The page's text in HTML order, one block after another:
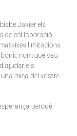
Javier els
de col·laboració
limitacions.
nom que vau
els
mica del vostre
perquè